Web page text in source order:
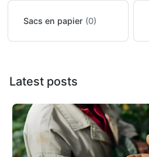
Sacs en papier (0)
Latest posts